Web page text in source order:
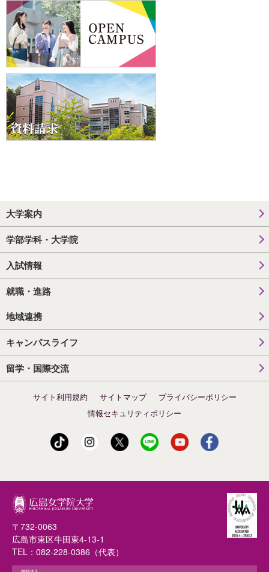
大学案内
学部学科・大学院
入試情報
就職・進路
地域連携
キャンパスライフ
留学・国際交流
サイト利用規約 サイトマップ
プライバシーポリシー
情報セキュリティポリシー
〒732-0063
広島市東区牛田東4-13-1
TEL： 082-228-0386 （代表）